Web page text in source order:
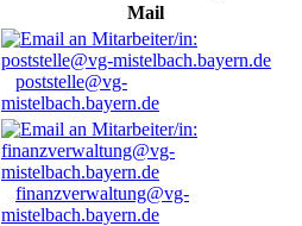
Mail
poststelle@vg-
mistelbach.bayern.de
finanzverwaltung@vg-
mistelbach.bayern.de